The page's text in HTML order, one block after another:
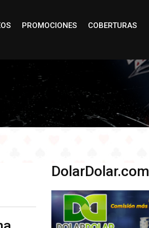
PROMOCIONES COBERTURAS
DolarDolar.com